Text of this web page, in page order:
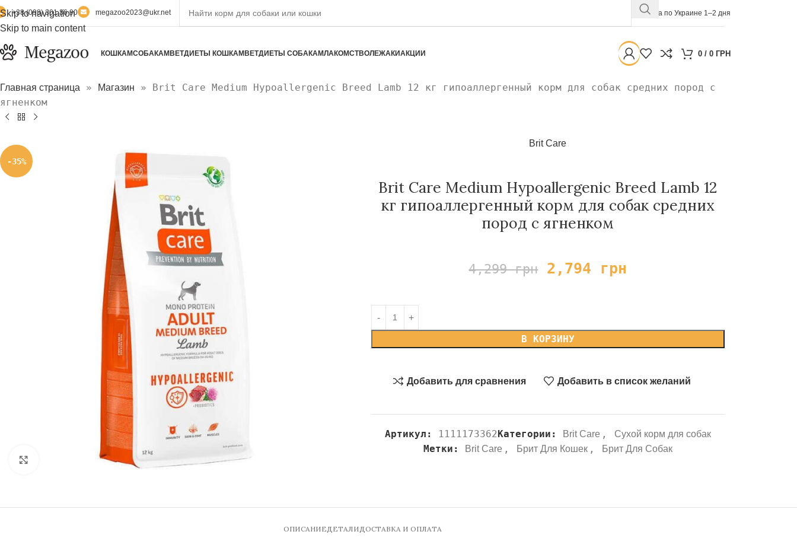
Skip to navigation
Skip to main content
+38 (098) 301 36 90 megazoo2023@ukr.net Доставка по Украине 1–2 дня
КОШКАМСОБАКАМ ВЕТДИЕТЫ КОШКАМ ВЕТДИЕТЫ СОБАКАМЛАКОМСТВОЛЕЖАКИАКЦИИ 0 / 0 ГРН
Главная страница » Магазин » Brit Care Medium Hypoallergenic Breed Lamb 12 кг гипоаллергенный корм для собак средних пород с
ягненком
-35%
Нажмите, чтобы увеличить
Brit Care
Brit Care Medium Hypoallergenic Breed Lamb 12
кг гипоаллергенный корм для собак средних
пород с ягненком
4,299грн 2,794 грн
В КОРЗИНУ
Добавить для сравнения Добавить в список желаний
Артикул: 1111173362Категории: Brit Care , Сухой корм для собак
Метки: Brit Care , Брит Для Кошек , Брит Для Собак
ОПИСАНИЕ ДЕТАЛИ ДОСТАВКА И ОПЛАТА